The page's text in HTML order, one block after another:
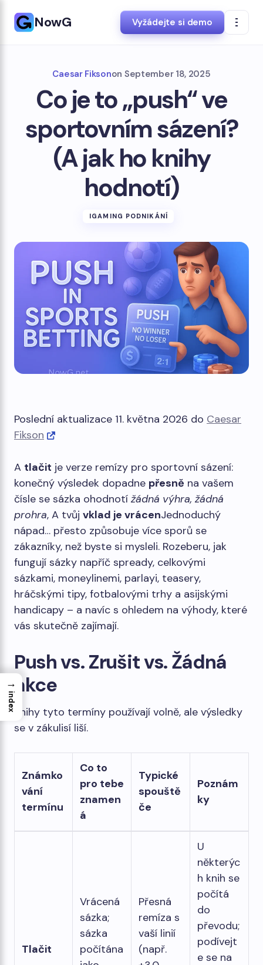
NowG Vyžádejte si demo
Caesar Fiksonon September 18, 2025
Co je to „push“ ve
sportovním sázení?
(A jak ho knihy
hodnotí)
IGAMING PODNIKÁNÍ
Poslední aktualizace 11. května 2026 do Caesar
Fikson
A tlačit je verze remízy pro sportovní sázení:
konečný výsledek dopadne přesně na vašem
čísle se sázka ohodnotí žádná výhra, žádná
prohra, A tvůj vklad je vrácenJednoduchý
nápad… přesto způsobuje více sporů se
zákazníky, než byste si mysleli. Rozeberu, jak
fungují sázky napříč spready, celkovými
sázkami, moneylinemi, parlayi, teasery,
hráčskými tipy, fotbalovými trhy a asijskými
handicapy – a navíc s ohledem na výhody, které
vás skutečně zajímají.
Push vs. Zrušit vs. Žádná
akce
Knihy tyto termíny používají volně, ale výsledky
se v zákulisí liší.
Známko
vání
termínu
Co to
pro tebe
znamen
á
Typické
spouště
če
Poznám
ky
Tlačit
Vrácená
sázka;
sázka
počítána
Přesná
remíza s
vaší linií
(např.
U
některýc
h knih se
počítá
do
převodu;
podívejt
e se na
→
index